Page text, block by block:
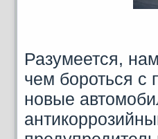
Разумеется,
чем бороться с
новые